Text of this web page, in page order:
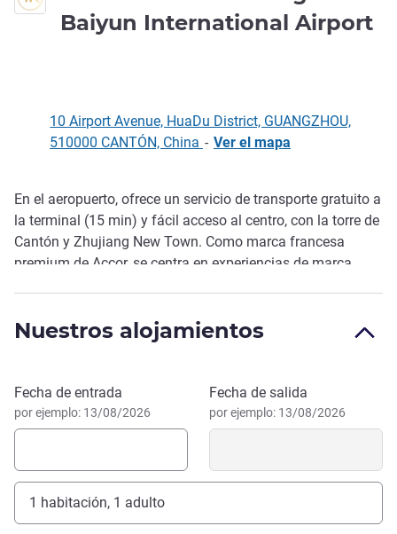
Baiyun International Airport5
10 Airport Avenue, HuaDu District, GUANGZHOU,
510000 CANTÓN, China - Ver el mapa
Descripción
En el aeropuerto, ofrece un servicio de transporte gratuito a
la terminal (15 min) y fácil acceso al centro, con la torre de
Cantón y Zhujiang New Town. Como marca francesa
premium de Accor, se centra en experiencias de marca
inteligente. Habitaciones familiares con instalaciones
Nuestros alojamientos
Reservar este hotel
Fecha de entrada
por ejemplo: 13/08/2026
Fecha de salida
por ejemplo: 13/08/2026
1 habitación, 1 adulto